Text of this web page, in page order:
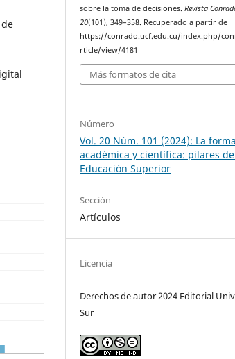
sobre la toma de decisiones.Revista
20(101), 349–358. Recuperado a partir de
https://conrado.ucf.edu.cu/index.php/
rticle/view/4181
Más formatos de cita
Número
Vol. 20 Núm. 101 (2024): La
académica y científica: pilares
Educación Superior
Sección
Artículos
Licencia
Derechos de autor 2024 Editorial
Sur